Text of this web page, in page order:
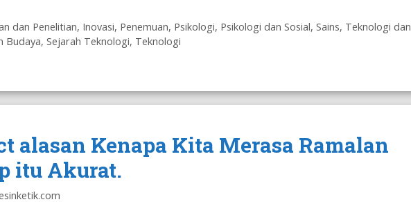
dan Penelitian, Inovasi, Penemuan, Psikologi, Psikologi dan Sosial, Sains, Teknologi dan
Budaya, Sejarah Teknologi, Teknologi
alasan Kenapa Kita Merasa Ramalan
itu Akurat.